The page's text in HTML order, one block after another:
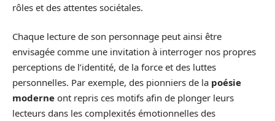
rôles et des attentes sociétales.
Chaque lecture de son personnage peut ainsi être
envisagée comme une invitation à interroger nos propres
perceptions de l’identité, de la force et des luttes
personnelles. Par exemple, des pionniers de la poésie
moderne ont repris ces motifs afin de plonger leurs
lecteurs dans les complexités émotionnelles des